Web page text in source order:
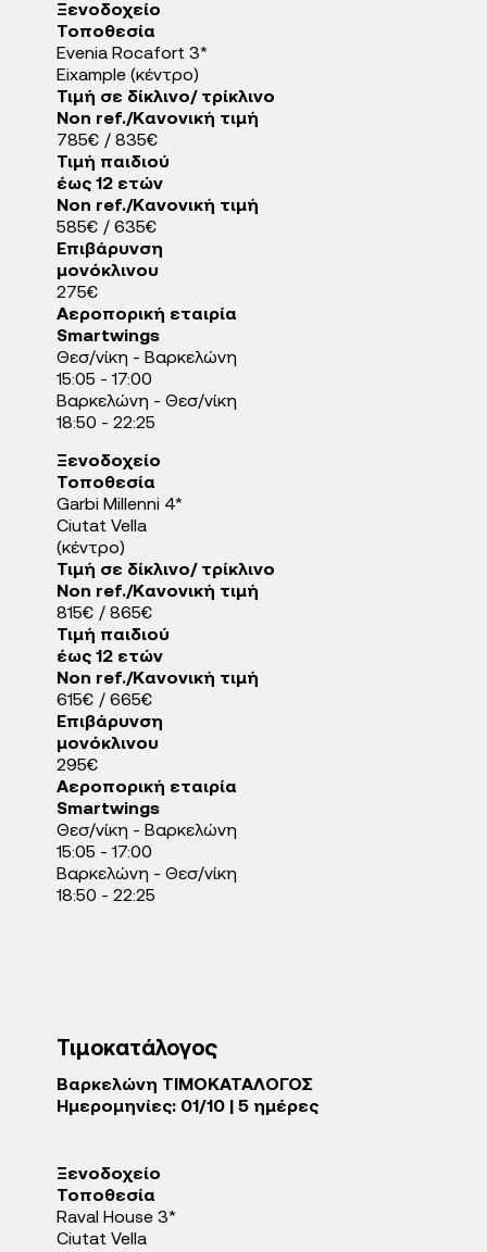
Ξενοδοχείo
Τοποθεσία
Evenia Rocafort 3*
Eixample (κέντρο)
Τιμή σε δίκλινο/ τρίκλινο
Non ref./Κανονική τιμή
785€ / 835€
Τιμή παιδιού
έως 12 ετών
Non ref./Κανονική τιμή
585€ / 635€
Επιβάρυνση
μονόκλινου
275€
Αεροπορική εταιρία
Smartwings
Θεσ/νίκη - Βαρκελώνη
15:05 - 17:00
Βαρκελώνη - Θεσ/νίκη
18:50 - 22:25
Ξενοδοχείo
Τοποθεσία
Garbi Millenni 4*
Ciutat Vella
(κέντρο)
Τιμή σε δίκλινο/ τρίκλινο
Non ref./Κανονική τιμή
815€ / 865€
Τιμή παιδιού
έως 12 ετών
Non ref./Κανονική τιμή
615€ / 665€
Επιβάρυνση
μονόκλινου
295€
Αεροπορική εταιρία
Smartwings
Θεσ/νίκη - Βαρκελώνη
15:05 - 17:00
Βαρκελώνη - Θεσ/νίκη
18:50 - 22:25
Τιμοκατάλογος
Βαρκελώνη ΤΙΜΟΚΑΤΑΛΟΓΟΣ
Ημερομηνίες: 01/10 | 5 ημέρες
Ξενοδοχείo
Τοποθεσία
Raval House 3*
Ciutat Vella